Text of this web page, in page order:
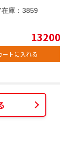
庫： 3859
13200
ートに入れる